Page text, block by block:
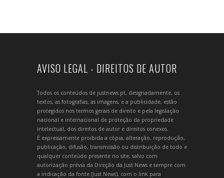
AVISO LEGAL - DIREITOS DE AUTOR
Todos os conteúdos de justnews.pt, designadamente, os
textos, as fotografias, as imagens, e a publicidade, estão
protegidos nos termos gerais de direito e pela legislação
nacional e internacional de proteção da propriedade
intelectual, dos direitos de autor e direitos conexos.
É expressamente proibida a cópia, alteração, reprodução,
publicação, difusão, transmissão ou distribuição de todo e
qualquer conteúdo presente no site, salvo com
autorização prévia da Direção da Just News e sempre com
a indicação da fonte (Just News), com o link para